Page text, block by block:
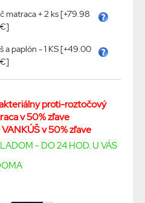
matraca + 2 ks [+79.98
€]
a paplón - 1 KS [+49.00
€]
proti-roztočový
v 50% zľave
v 50% zľave
- DO 24 HOD. U VÁS